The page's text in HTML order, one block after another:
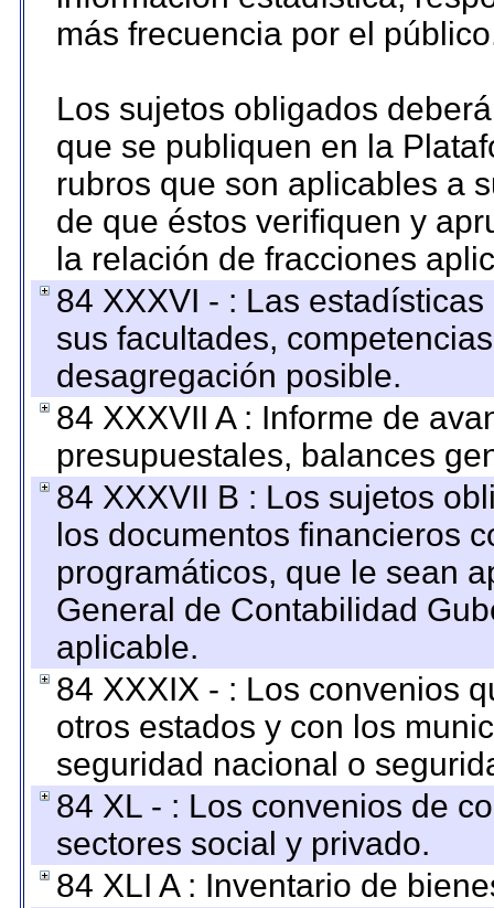
más frecuencia por el
Los sujetos obligados
que se publiquen en la
rubros que son aplicables a
de que éstos verifiquen y
la relación de fracciones
84 XXXVI - : Las
sus facultades,
desagregación posible.
84 XXXVII A : Informe de
presupuestales, balances
84 XXXVII B : Los sujetos
los documentos financieros
programáticos, que le sean
General de Contabilidad
aplicable.
84 XXXIX - : Los convenios
otros estados y con los
seguridad nacional o
84 XL - : Los convenios de
sectores social y privado.
84 XLI A : Inventario de